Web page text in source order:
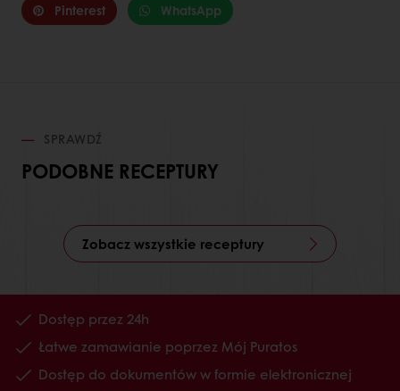
Pinterest WhatsApp
SPRAWDŹ
PODOBNE RECEPTURY
Zobacz wszystkie receptury
Dostęp przez 24h
Łatwe zamawianie poprzez Mój Puratos
Dostęp do dokumentów w formie elektronicznej